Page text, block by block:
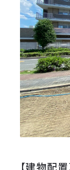
【建物配